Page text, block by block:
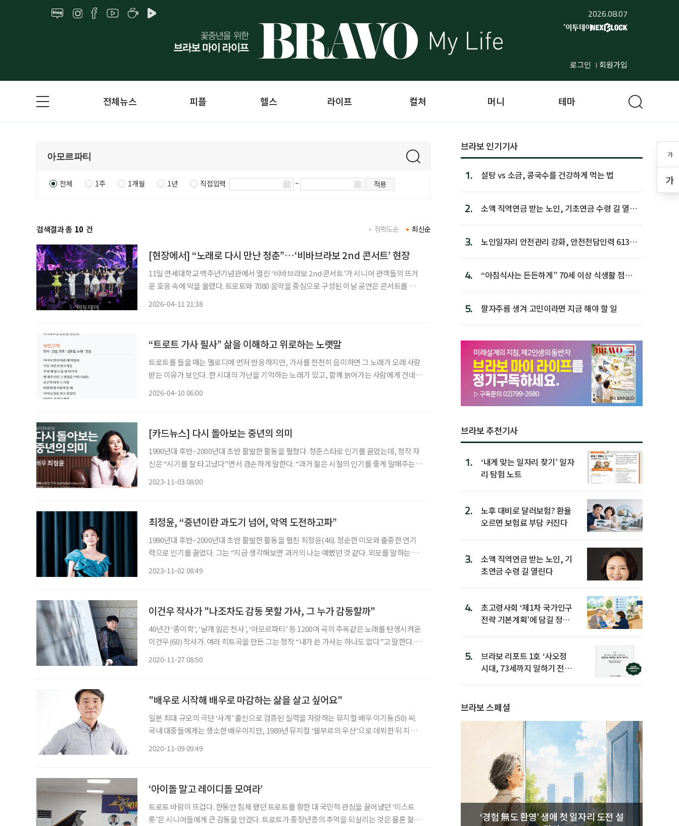
2026.08.07
로그인 회원가입
가
가
전체뉴스 피플 헬스 라이프 컬처 머니 테마
전체 1주 1개월 1년 직접입력 ~ 적용
검색결과 총 10 건 최신순
정확도순
[현장에서] “노래로 다시 만난 청춘”…‘비바브라보 2nd 콘서트’ 현장
11일 연세대학교 백주년기념관에서 열린 ‘비바브라보 2nd 콘서트’가 시니어 관객들의 뜨거
운 호응 속에 막을 올렸다. 트로트와 7080 음악을 중심으로 구성된 이날 공연은 콘서트를 넘어
2026-04-11 21:38
“트로트 가사 필사” 삶을 이해하고 위로하는 노랫말
트로트를 들을 때는 멜로디에 먼저 반응하지만, 가사를 천천히 음미하면 그 노래가 오래 사랑
받는 이유가 보인다. 한 시대의 가난을 기억하는 노래가 있고, 함께 늙어가는 사람에게 건네는
2026-04-10 06:00
[카드뉴스] 다시 돌아보는 중년의 의미
1990년대 후반~2000년대 초반 활발한 활동을 펼쳤다. 청춘스타로 인기를 끌었는데, 정작 자
신은 “시기를 잘 타고났다”면서 겸손하게 말한다. “과거 젊은 시절의 인기를 좋게 말해주는
2023-11-03 08:00
최정윤, “중년이란 과도기 넘어, 악역 도전하고파”
1990년대 후반~2000년대 초반 활발한 활동을 펼친 최정윤(46). 청순한 미모와 출중한 연기
력으로 인기를 끌었다. 그는 “지금 생각해보면 과거의 나는 예뻤던 것 같다. 외모를 말하는 게
2023-11-02 08:49
이건우 작사가 "나조차도 감동 못할 가사, 그 누가 감동할까"
40년간 ‘종이학’, ‘날개 잃은 천사’, ‘아모르파티’ 등 1200여 곡의 주옥같은 노래를 탄생시켜온
이건우(60) 작사가. 여러 히트곡을 만든 그는 정작 “내가 쓴 가사는 하나도 없다”고 말한다. 그
2020-11-27 08:50
"배우로 시작해 배우로 마감하는 삶을 살고 싶어요"
일본 최대 규모의 극단 ‘사계’ 출신으로 검증된 실력을 자랑하는 뮤지컬 배우 이기동(50) 씨.
국내 대중들에게는 생소한 배우이지만, 1989년 뮤지컬 ‘쉘부르의 우산’으로 데뷔한 뒤 지금
2020-11-09 09:49
‘아이돌 말고 레이디돌 모여라’
트로트 바람이 뜨겁다. 한동안 침체 됐던 트로트를 향한 대 국민적 관심을 끌어냈던 ‘미스트
롯’은 시니어들에게 큰 감동을 안겼다. 트로트가 중장년층의 추억을 되살리는 것은 물론 젊은
브라보 인기기사
1. 설탕 vs 소금, 콩국수를 건강하게 먹는 법
2.
소액 직역연금 받는 노인, 기초연금 수령 길 열린
3.
노인일자리 안전관리 강화, 안전전담인력 613명
4.
“아침식사는 든든하게” 70세 이상 식생활 점수
5. 팔자주름 생겨 고민이라면 지금 해야 할 일
브라보 추천기사
1.
‘내게 맞는 일자리 찾기’ 일자
리 탐험 노트
2.
노후 대비로 달러보험? 환율
오르면 보험료 부담 커진다
3.
소액 직역연금 받는 노인, 기
초연금 수령 길 열린다
4.
초고령사회 ‘제1차 국가인구
전략 기본계획’에 담길 정책
5.
브라보 리포트 1호 ‘사오정
시대, 73세까지 일하기 전략’
브라보 스페셜
‘경험 無도 환영’ 생애 첫 일자리 도전 설